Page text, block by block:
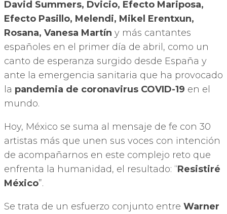
David Summers, Dvicio, Efecto Mariposa,
Efecto Pasillo, Melendi, Mikel Erentxun,
Rosana, Vanesa Martín y más cantantes
españoles en el primer día de abril, como un
canto de esperanza surgido desde España y
ante la emergencia sanitaria que ha provocado
la pandemia de coronavirus COVID-19 en el
mundo.
Hoy, México se suma al mensaje de fe con 30
artistas más que unen sus voces con intención
de acompañarnos en este complejo reto que
enfrenta la humanidad, el resultado: “Resistiré
México”.
Se trata de un esfuerzo conjunto entre Warner